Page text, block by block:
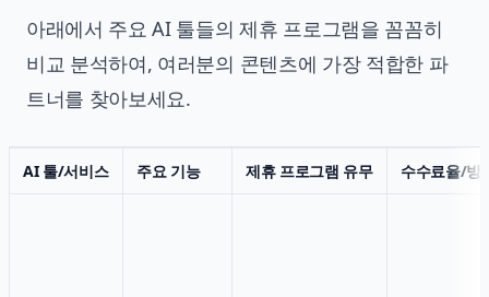
아래에서 주요 AI 툴들의 제휴 프로그램을 꼼꼼히
비교 분석하여, 여러분의 콘텐츠에 가장 적합한 파
트너를 찾아보세요.
AI 툴/서비스 주요 기능 제휴 프로그램 유무 수수료율/방